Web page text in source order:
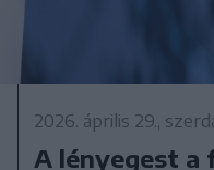
2026. április 29.,
A lényegest a